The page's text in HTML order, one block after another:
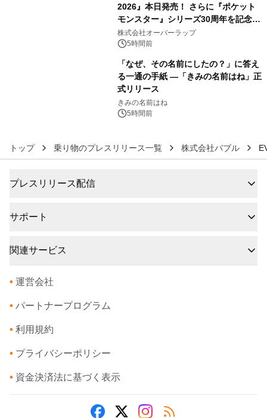
2026』本日発売！ さらに『ポケット
モンスター』シリーズ30周年を記念し
た画集『ポケットモンスター ビジュア
ルアートブック』の発売決定！ 2026
株式会社オーバーラップ
5時間前
「なぜ、その名前にしたの？」に答え
る一通の手紙 ―「きみの名前はね」正
式リリース
きみの名前はね
5時間前
トップ 乗り物のプレスリリース一覧 株式会社バブル
プレスリリース配信
サポート
関連サービス
• 運営会社
• パートナープログラム
• 利用規約
• プライバシーポリシー
• 資金決済法に基づく表示